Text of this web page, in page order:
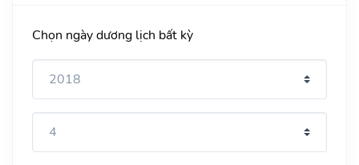
Chọn ngày dương lịch bất kỳ